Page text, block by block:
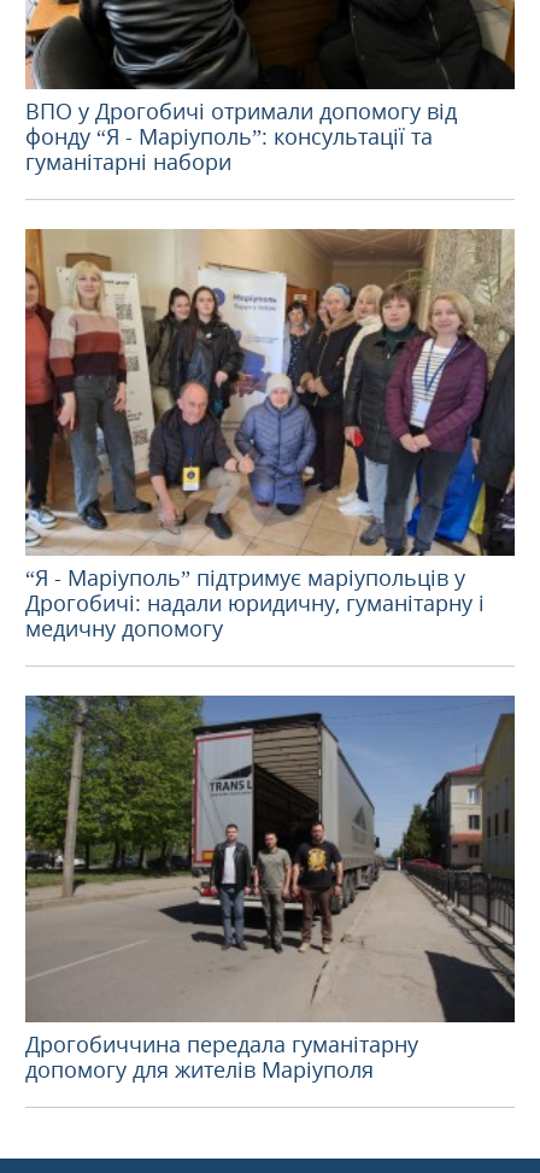
ВПО у Дрогобичі отримали допомогу від
фонду “Я - Маріуполь”: консультації та
гуманітарні набори
“Я - Маріуполь” підтримує маріупольців у
Дрогобичі: надали юридичну, гуманітарну і
медичну допомогу
Дрогобиччина передала гуманітарну
допомогу для жителів Маріуполя